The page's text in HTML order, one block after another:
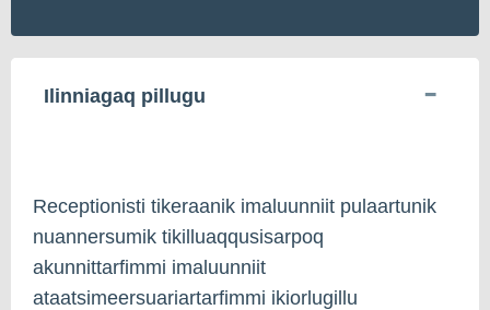
Ilinniagaq pillugu
Receptionisti tikeraanik imaluunniit pulaartunik
nuannersumik tikilluaqqusisarpoq
akunnittarfimmi imaluunniit
ataatsimeersuariartarfimmi ikiorlugillu